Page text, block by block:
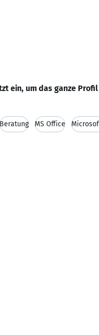
ein, um das ganze
Beratung MS Office